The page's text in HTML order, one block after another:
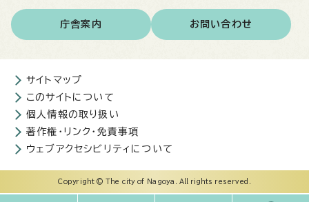
庁舎案内 お問い合わせ
サイトマップ
このサイトについて
個人情報の取り扱い
著作権・リンク・免責事項
ウェブアクセシビリティについて
Copyright © The city of Nagoya. All rights reserved.